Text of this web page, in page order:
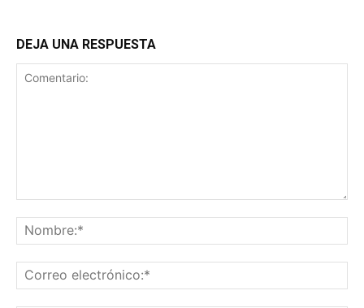
DEJA UNA RESPUESTA